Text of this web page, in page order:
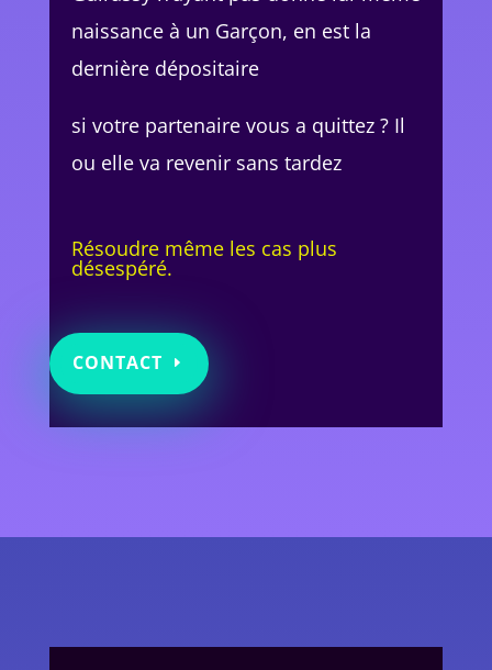
naissance à un Garçon, en est la
dernière dépositaire
si votre partenaire vous a quittez ? Il
ou elle va revenir sans tardez
Résoudre même les cas plus
désespéré.
CONTACT